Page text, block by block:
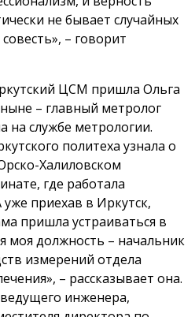
не бывает случайных
– говорит
ЦСМ пришла Ольга
– главный метролог
на службе метрологии.
политеха узнала о
Халиловском
где работала
приехав в Иркутск,
пришла устраиваться в
моя должность – начальник
измерений отдела
– рассказывает она.
инженера,